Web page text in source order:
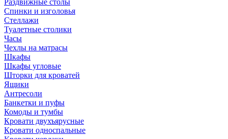
Спинки и изголовья
Стеллажи
Туалетные столики
Часы
Чехлы на матрасы
Шкафы
Шкафы угловые
Шторки для кроватей
Ящики
Антресоли
Банкетки и пуфы
Комоды и тумбы
Кровати двухъярусные
Кровати односпальные